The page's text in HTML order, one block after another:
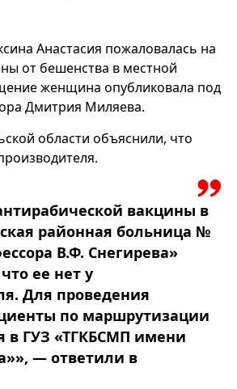
Анастасия пожаловалась на
от бешенства в местной
женщина опубликовала под
Дмитрия Миляева.
области объяснили, что
вакцины в
районная больница №
В.Ф. Снегирева»
ее нет у
Для проведения
по маршрутизации
в ГУЗ «ТГКБСМП имени
— ответили в